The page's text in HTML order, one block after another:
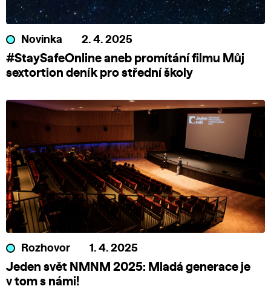
Novinka 2. 4. 2025
#StaySafeOnline aneb promítání filmu Můj
sextortion deník pro střední školy
Rozhovor 1. 4. 2025
Jeden svět NMNM 2025: Mladá generace je
v tom s námi!